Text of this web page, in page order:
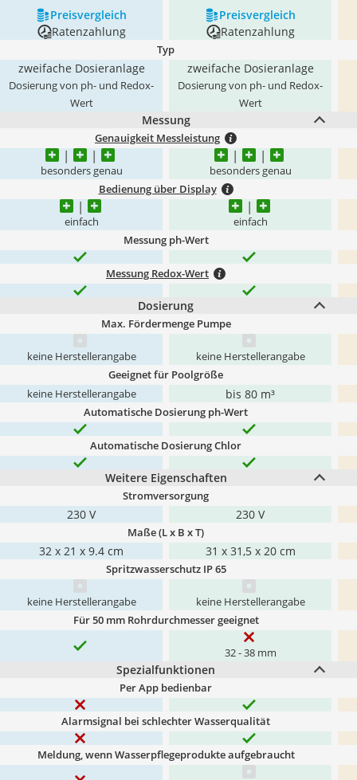
Preis­vergleich
Preis­vergleich
Ratenzahlung
Ratenzahlung
Typ
zweifache Dosieranlage
Dosierung von ph- und Redox-
Wert
zweifache Dosieranlage
Dosierung von ph- und Redox-
Wert
Messung
Genauigkeit Messleistung
besonders genau besonders genau
Bedienung über Display
einfach einfach
Messung ph-Wert
Messung Redox-Wert
Dosierung
Max. Fördermenge Pumpe
keine Herstellerangabe keine Herstellerangabe
Geeignet für Poolgröße
keine Herstellerangabe bis 80 m³
Automatische Dosierung ph-Wert
Automatische Dosierung Chlor
Weitere Eigenschaften
Stromversorgung
230 V 230 V
Maße (L x B x T)
32 x 21 x 9.4 cm 31 x 31,5 x 20 cm
Spritzwasserschutz IP 65
keine Herstellerangabe keine Herstellerangabe
Für 50 mm Rohrdurchmesser geeignet
32 - 38 mm
Spezialfunktionen
Per App bedienbar
Alarmsignal bei schlechter Wasserqualität
Meldung, wenn Wasserpflegeprodukte aufgebraucht